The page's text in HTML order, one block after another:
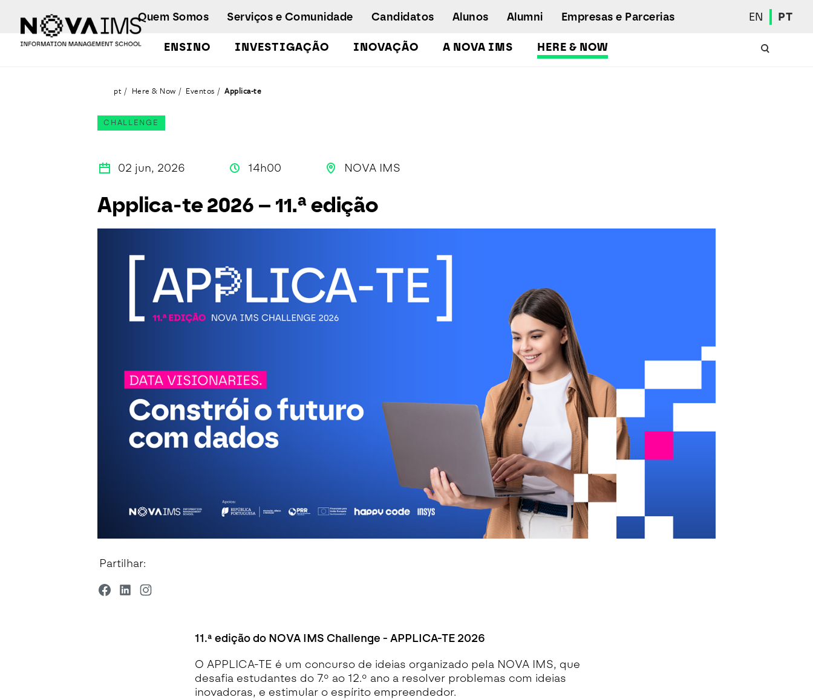
ENSINO
Workshops e Cursos de Curta Duração
Concurso especial - emergência
Serviços de Ação Social
INVESTIGAÇÃO INOVAÇÃO A NOVA IMS HERE & NOW
Quem Somos Serviços e Comunidade Candidatos Alunos Alumni Empresas e Parcerias EN PT
pt Here & Now Eventos Applica-te
CHALLENGE
02 jun, 2026 14h00 NOVA IMS
Applica-te 2026 – 11.ª edição
Partilhar:
11.ª edição do NOVA IMS Challenge - APPLICA-TE 2026
O APPLICA-TE é um concurso de ideias organizado pela NOVA IMS, que
desafia estudantes do 7.º ao 12.º ano a resolver problemas com ideias
inovadoras, e estimular o espírito empreendedor.